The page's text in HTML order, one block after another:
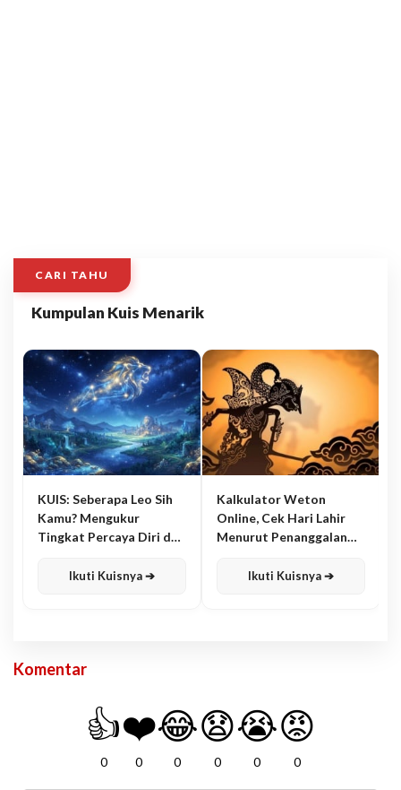
CARI TAHU
Kumpulan Kuis Menarik
KUIS: Seberapa Leo Sih
Kamu? Mengukur
Tingkat Percaya Diri dan
Ikuti Kuisnya ➔
Kalkulator Weton
Online, Cek Hari Lahir
Menurut Penanggalan
Ikuti Kuisnya ➔
Komentar
👍
0
❤️
0
😂
0
😧
0
😭
0
😡
0